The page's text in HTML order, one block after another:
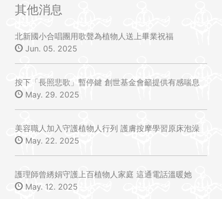
其他消息
北新國小合唱團用歌聲為植物人送上畢業祝福
Jun. 05. 2025
按下「長照悲歌」暫停鍵 創世基金會籲提供有感喘息
May. 29. 2025
美容職人加入守護植物人行列 護膚按摩學習原床泡澡
May. 22. 2025
護理師曾綉娟守護上百植物人家庭 這通電話溫暖她
May. 12. 2025